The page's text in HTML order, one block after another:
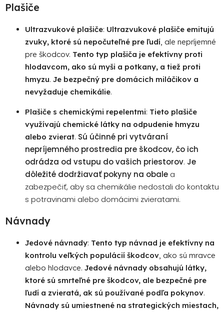
Plašiče
Ultrazvukové plašiče: Ultrazvukové plašiče emitujú
zvuky, ktoré sú nepočuteľné pre ľudí , ale nepríjemné
pre škodcov. Tento typ plašiča je efektívny proti
hlodavcom, ako sú myši a potkany, a tiež proti
hmyzu. Je bezpečný pre domácich miláčikov a
nevyžaduje chemikálie.
Plašiče s chemickými repelentmi: Tieto plašiče
využívajú chemické látky na odpudenie hmyzu
alebo zvierat. Sú účinné pri vytváraní
nepríjemného prostredia pre škodcov, čo ich
odrádza od vstupu do vašich priestorov. Je
dôležité dodržiavať pokyny na obale a
zabezpečiť, aby sa chemikálie nedostali do kontaktu
s potravinami alebo domácimi zvieratami.
Návnady
Jedové návnady: Tento typ návnad je efektívny na
kontrolu veľkých populácií škodcov , ako sú mravce
alebo hlodavce. Jedové návnady obsahujú látky,
ktoré sú smrteľné pre škodcov, ale bezpečné pre
ľudí a zvieratá, ak sú používané podľa pokynov.
Návnady sú umiestnené na strategických miestach,